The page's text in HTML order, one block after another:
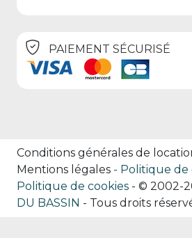
PAIEMENT SÉCURISÉ
Conditions générales de
Mentions légales
Politique
Politique de cookies - © 2002-
DU BASSIN - Tous droits